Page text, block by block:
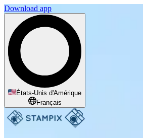
Download app
États-Unis d'Amérique
Français